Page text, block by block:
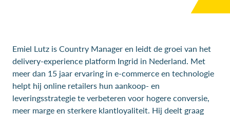
Emiel Lutz is Country Manager en leidt de groei van het
delivery-experience platform Ingrid in Nederland. Met
meer dan 15 jaar ervaring in e-commerce en technologie
helpt hij online retailers hun aankoop- en
leveringsstrategie te verbeteren voor hogere conversie,
meer marge en sterkere klantloyaliteit. Hij deelt graag